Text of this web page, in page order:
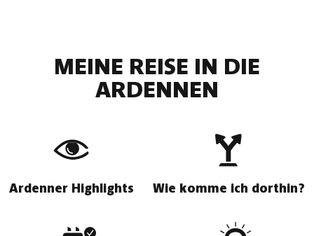
MEINE REISE IN DIE
ARDENNEN
Ardenner Highlights Wie komme ich dorthin?